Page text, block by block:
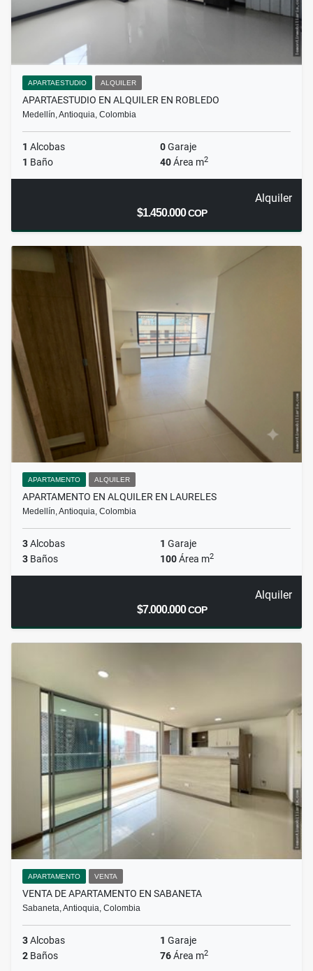
APARTAESTUDIO ALQUILER
APARTAESTUDIO EN ALQUILER EN ROBLEDO
Medellín, Antioquia, Colombia
1 Alcobas 0Garaje
1 Baño 40Área m2
Alquiler
$1.450.000COP
APARTAMENTO ALQUILER
APARTAMENTO EN ALQUILER EN LAURELES
Medellín, Antioquia, Colombia
3Alcobas 1 Garaje
3 Baños 100Área m2
Alquiler
$7.000.000COP
APARTAMENTO VENTA
VENTA DE APARTAMENTO EN SABANETA
Sabaneta, Antioquia, Colombia
3Alcobas 1 Garaje
2 Baños 76Área m2